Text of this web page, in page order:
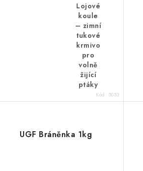
Lojové
koule
– zimní
tukové
krmivo
pro
volně
žijící
ptáky
Kód: 5053
UGF Bráněnka 1kg